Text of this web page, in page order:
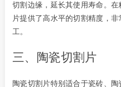
切割边缘，延长其使用寿命。
片提供了高水平的切割精度，
工。
三、陶瓷切割片
陶瓷切割片特别适合于瓷砖、